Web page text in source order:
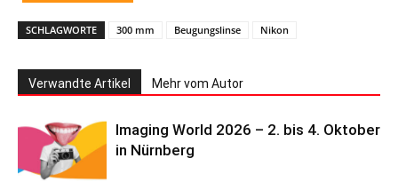
SCHLAGWORTE 300 mm Beugungslinse Nikon
Verwandte Artikel Mehr vom Autor
Imaging World 2026 – 2. bis 4. Oktober
in Nürnberg